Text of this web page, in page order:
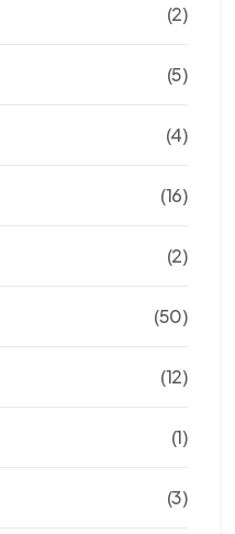
(2)
(5)
(4)
(16)
(2)
(50)
(12)
(1)
(3)